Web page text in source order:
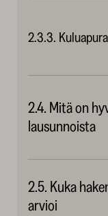
2.3.3.
2.4. Mitä on
lausunnoista
2.5. Kuka
arvioi